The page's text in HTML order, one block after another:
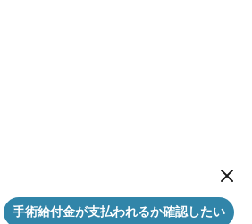
New
手術給付金が支払われるか確認したい